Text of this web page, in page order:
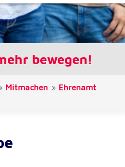
bewegen!
Mitmachen
Ehrenamt
ermöglichen grundlegende
für die einwandfreie Funktion